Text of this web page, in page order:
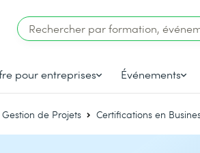
pour entreprises Événements
de Projets Certifications en